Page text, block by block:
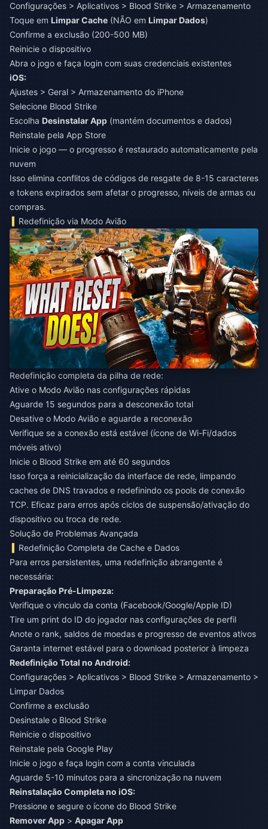
Configurações > Aplicativos > Blood Strike > Armazenamento
Toque em Limpar Cache (NÃO em Limpar Dados)
Confirme a exclusão (200-500 MB)
Reinicie o dispositivo
Abra o jogo e faça login com suas credenciais existentes
iOS:
Ajustes > Geral > Armazenamento do iPhone
Selecione Blood Strike
Escolha Desinstalar App (mantém documentos e dados)
Reinstale pela App Store
Inicie o jogo — o progresso é restaurado automaticamente pela
nuvem
Isso elimina conflitos de códigos de resgate de 8-15 caracteres
e tokens expirados sem afetar o progresso, níveis de armas ou
compras.
Redefinição via Modo Avião
Redefinição completa da pilha de rede:
Ative o Modo Avião nas configurações rápidas
Aguarde 15 segundos para a desconexão total
Desative o Modo Avião e aguarde a reconexão
Verifique se a conexão está estável (ícone de Wi-Fi/dados
móveis ativo)
Inicie o Blood Strike em até 60 segundos
Isso força a reinicialização da interface de rede, limpando
caches de DNS travados e redefinindo os pools de conexão
TCP. Eficaz para erros após ciclos de suspensão/ativação do
dispositivo ou troca de rede.
Solução de Problemas Avançada
Redefinição Completa de Cache e Dados
Para erros persistentes, uma redefinição abrangente é
necessária:
Preparação Pré-Limpeza:
Verifique o vínculo da conta (Facebook/Google/Apple ID)
Tire um print do ID do jogador nas configurações de perfil
Anote o rank, saldos de moedas e progresso de eventos ativos
Garanta internet estável para o download posterior à limpeza
Redefinição Total no Android:
Configurações > Aplicativos > Blood Strike > Armazenamento >
Limpar Dados
Confirme a exclusão
Desinstale o Blood Strike
Reinicie o dispositivo
Reinstale pela Google Play
Inicie o jogo e faça login com a conta vinculada
Aguarde 5-10 minutos para a sincronização na nuvem
Reinstalação Completa no iOS:
Pressione e segure o ícone do Blood Strike
Remover App > Apagar App